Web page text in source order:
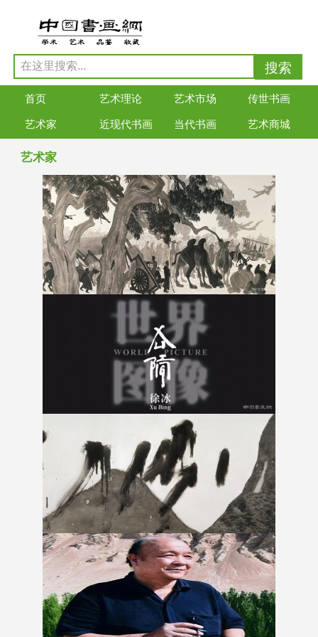
首页 艺术理论 艺术市场 传世书画
艺术家 近现代书画 当代书画 艺术商城
艺术家